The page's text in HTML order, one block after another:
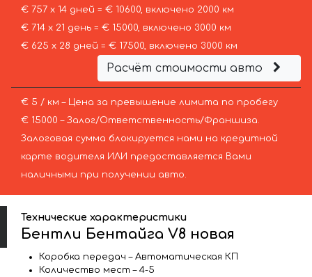
€ 757 х 14 дней = € 10600, включено 2000 км
€ 714 х 21 день = € 15000, включено 3000 км
€ 625 х 28 дней = € 17500, включено 3000 км
Расчёт стоимости авто
€ 5 / км – Цена за превышение лимита по пробегу
€ 15000 – Залог/Ответственность/Франшиза.
Залоговая сумма блокируется нами на кредитной
карте водителя ИЛИ предоставляется Вами
наличными при получении авто.
Технические характеристики
Бентли Бентайга V8 новая
Коробка передач – Автоматическая КП
Количество мест – 4-5